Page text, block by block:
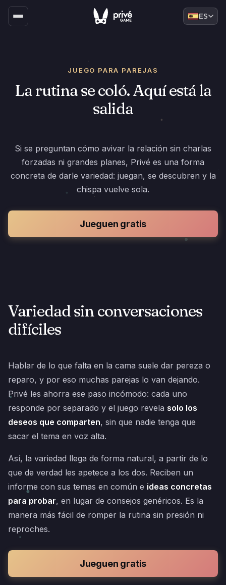
ES
JUEGO PARA PAREJAS
La rutina se coló. Aquí está la
salida
Si se preguntan cómo avivar la relación sin charlas
forzadas ni grandes planes, Privé es una forma
concreta de darle variedad: juegan, se descubren y la
chispa vuelve sola.
Jueguen gratis
Variedad sin conversaciones
difíciles
Hablar de lo que falta en la cama suele dar pereza o
reparo, y por eso muchas parejas lo van dejando.
Privé les ahorra ese paso incómodo: cada uno
responde por separado y el juego revela solo los
deseos que comparten, sin que nadie tenga que
sacar el tema en voz alta.
Así, la variedad llega de forma natural, a partir de lo
que de verdad les apetece a los dos. Reciben un
informe con sus temas en común e ideas concretas
para probar, en lugar de consejos genéricos. Es la
manera más fácil de romper la rutina sin presión ni
reproches.
Jueguen gratis